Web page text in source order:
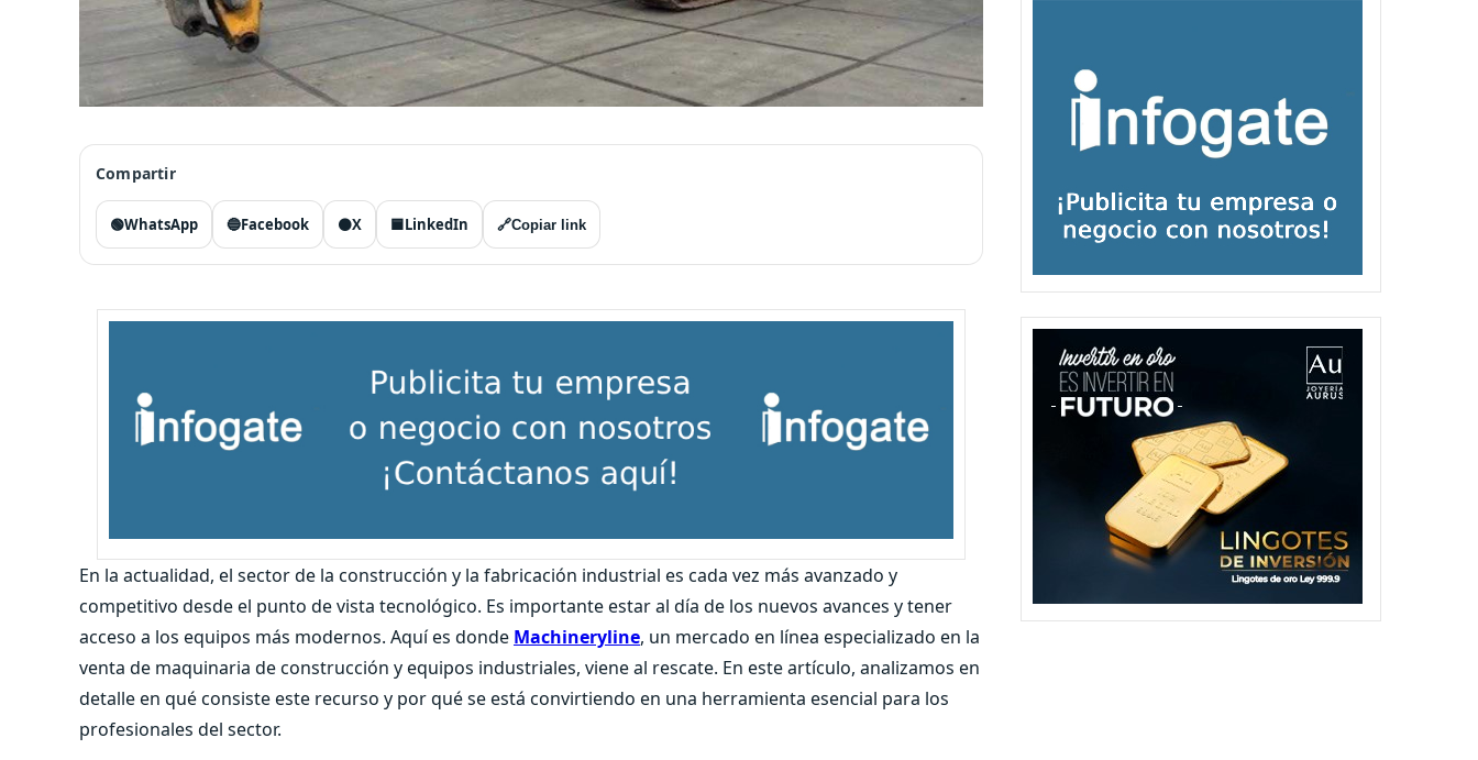
Compartir
🟢WhatsApp 🔵Facebook ⚫X 🟦LinkedIn 🔗Copiar link
En la actualidad, el sector de la construcción y la fabricación industrial es cada vez más avanzado y
competitivo desde el punto de vista tecnológico. Es importante estar al día de los nuevos avances y tener
acceso a los equipos más modernos. Aquí es donde Machineryline, un mercado en línea especializado en la
venta de maquinaria de construcción y equipos industriales, viene al rescate. En este artículo, analizamos en
detalle en qué consiste este recurso y por qué se está convirtiendo en una herramienta esencial para los
profesionales del sector.